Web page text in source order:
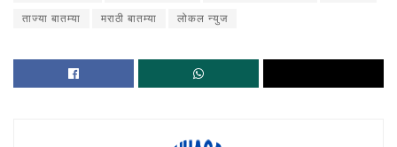
ताज्या बातम्या मराठी बातम्या लोकल न्युज